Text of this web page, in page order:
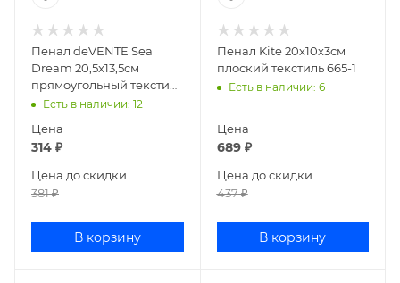
Пенал deVENTE Sea
Dream 20,5x13,5см
прямоугольный текстиль
7010141
Есть в наличии: 12
Цена
314 ₽
Цена до скидки
381₽
В корзину
Пенал Kite 20х10х3см
плоский текстиль 665-1
Есть в наличии: 6
Цена
689₽
Цена до скидки
437₽
В корзину